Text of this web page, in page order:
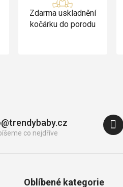
Zdarma uskladnění
kočárku do porodu
@trendybaby.cz
Oblíbené kategorie